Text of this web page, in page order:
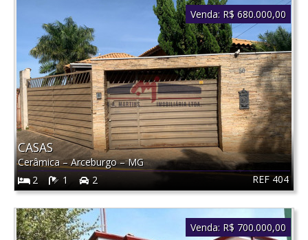
REF 404
CASAS
Cerâmica–Arceburgo–MG
2
1 2
Venda: R$ 680.000,00
Venda: R$ 700.000,00